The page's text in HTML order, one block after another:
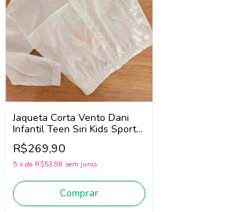
Jaqueta Corta Vento Dani
Infantil Teen Siri Kids Sport
Diversão 44695 (Branco)
R$269,90
5 x de R$53,98 sem juros
Comprar